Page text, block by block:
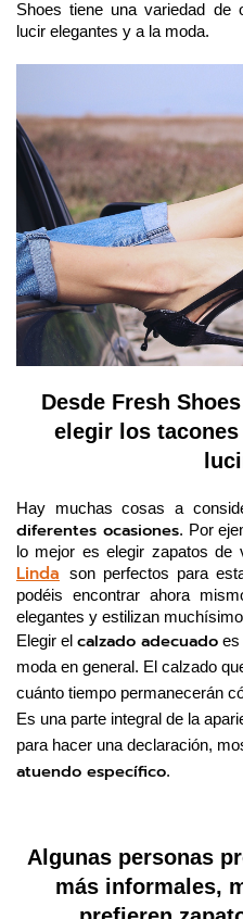
Shoes tiene una variedad de
lucir elegantes y a la moda.
Desde Fresh
elegir los
Hay muchas cosas a
diferentes ocasiones. Por
lo mejor es elegir zapatos de
Linda
son perfectos para
podéis encontrar ahora
elegantes y estilizan
Elegir el calzado adecuado es
moda en general. El calzado
cuánto tiempo permanecerán
Es una parte integral de la
para hacer una declaración,
atuendo específico.
Algunas personas
más informales,